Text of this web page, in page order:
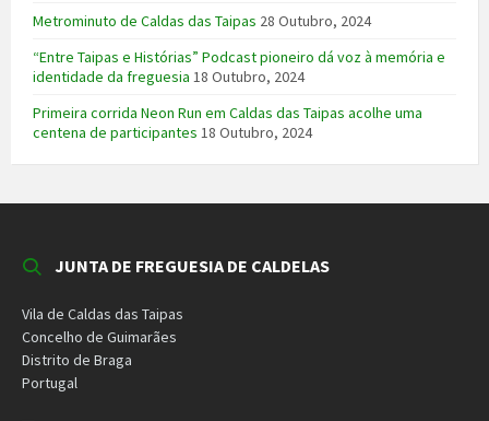
Metrominuto de Caldas das Taipas 28 Outubro, 2024
“Entre Taipas e Histórias” Podcast pioneiro dá voz à memória e
identidade da freguesia 18 Outubro, 2024
Primeira corrida Neon Run em Caldas das Taipas acolhe uma
centena de participantes 18 Outubro, 2024
JUNTA DE FREGUESIA DE CALDELAS
Vila de Caldas das Taipas
Concelho de Guimarães
Distrito de Braga
Portugal